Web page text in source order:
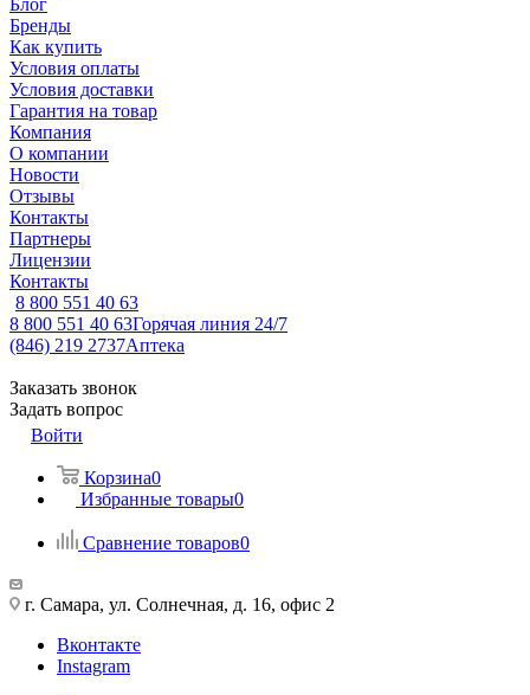
Блог
Бренды
Как купить
Условия оплаты
Условия доставки
Гарантия на товар
Компания
О компании
Новости
Отзывы
Контакты
Партнеры
Лицензии
Контакты
8 800 551 40 63
8 800 551 40 63Горячая линия 24/7
(846) 219 2737Аптека
Заказать звонок
Задать вопрос
Войти
Корзина0
Избранные товары0
Сравнение товаров0
г. Самара, ул. Солнечная, д. 16, офис 2
Вконтакте
Instagram